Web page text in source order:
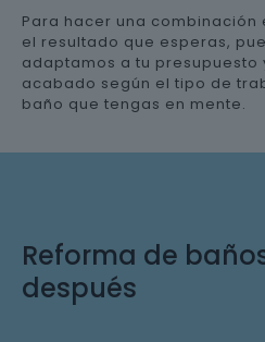
Para hacer una
el resultado que esperas,
adaptamos a tu presupuesto
acabado según el tipo de
baño que tengas en mente.
Reforma de
después